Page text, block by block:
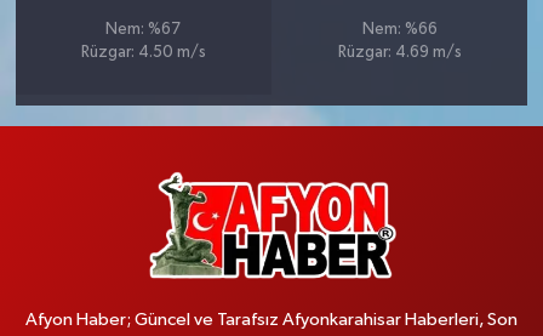
Nem: %67
Rüzgar: 4.50 m/s
Nem: %66
Rüzgar: 4.69 m/s
Afyon Haber; Güncel ve Tarafsız Afyonkarahisar Haberleri, Son